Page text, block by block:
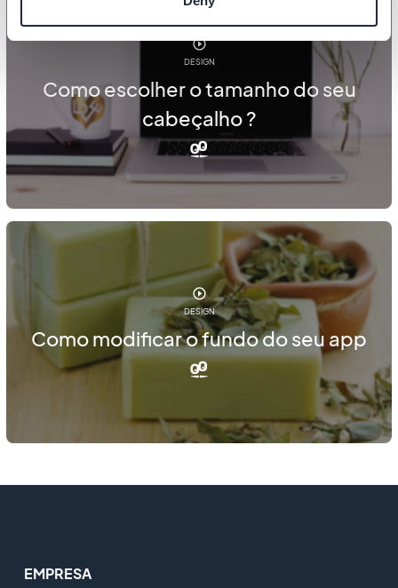
DESIGN
Como escolher o tamanho do seu
cabeçalho ?
DESIGN
Como modificar o fundo do seu app
EMPRESA